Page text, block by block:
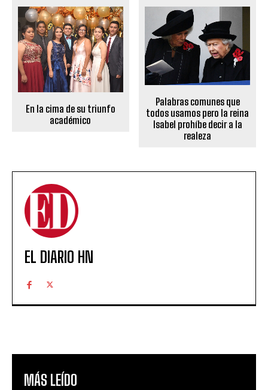
En la cima de su triunfo
académico
Palabras comunes que
todos usamos pero la reina
Isabel prohíbe decir a la
realeza
EL DIARIO HN
MÁS LEÍDO